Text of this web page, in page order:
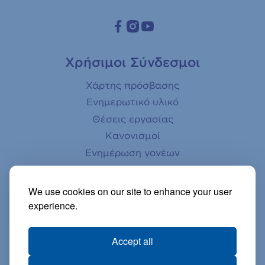
We use cookies on our site to enhance your user
experience.
Accept all
Χρήσιμοι Σύνδεσμοι
Χάρτης πρόσβασης
Ενημερωτικό υλικό
Θέσεις εργασίας
Κανονισμοί
Ενημέρωση γονέων
Αστεροσκοπείο
Βιβλιοθήκη
Ηλεκτρονικό κατάστημα